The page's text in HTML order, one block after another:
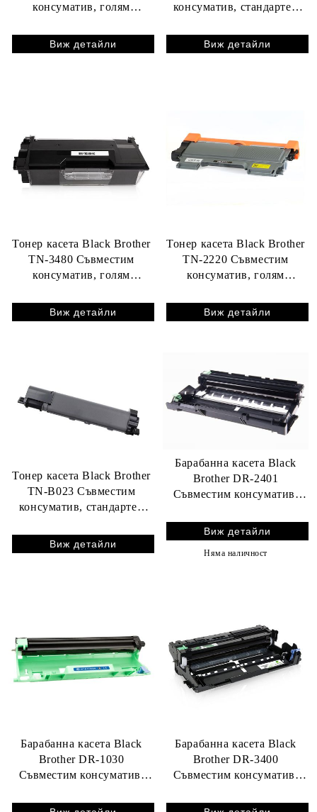
консуматив, голям
Виж детайли
консуматив, стандартен
Виж детайли
Тонер касета Black Brother
TN-3480 Съвместим
консуматив, голям
Виж детайли
Тонер касета Black Brother
TN-2220 Съвместим
консуматив, голям
Виж детайли
Тонер касета Black Brother
TN-B023 Съвместим
консуматив, стандартен
Виж детайли
Барабанна касета Black
Brother DR-2401
Съвместим консуматив,
стр.
Виж детайли
Няма наличност
Барабанна касета Black
Brother DR-1030
Съвместим консуматив,
стр.
Барабанна касета Black
Brother DR-3400
Съвместим консуматив,
стр.